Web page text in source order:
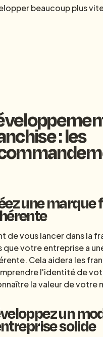
beaucoup plus
: les
une marque
de vous lancer dans la
que votre entreprise a
Cela aidera les
l'identité de
la valeur de votre
un
solide